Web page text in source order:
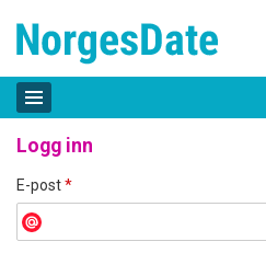
Logg inn
E-post*